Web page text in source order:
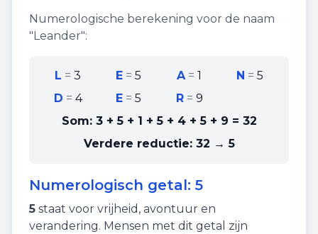
Numerologische berekening voor de naam
"Leander":
L =3 E =5 A=1 N =5
D = 4 E =5 R= 9
Som: 3 + 5 + 1 + 5 + 4 + 5 + 9 = 32
Verdere reductie: 32 → 5
Numerologisch getal: 5
5 staat voor vrijheid , avontuur en
verandering. Mensen met dit getal zijn